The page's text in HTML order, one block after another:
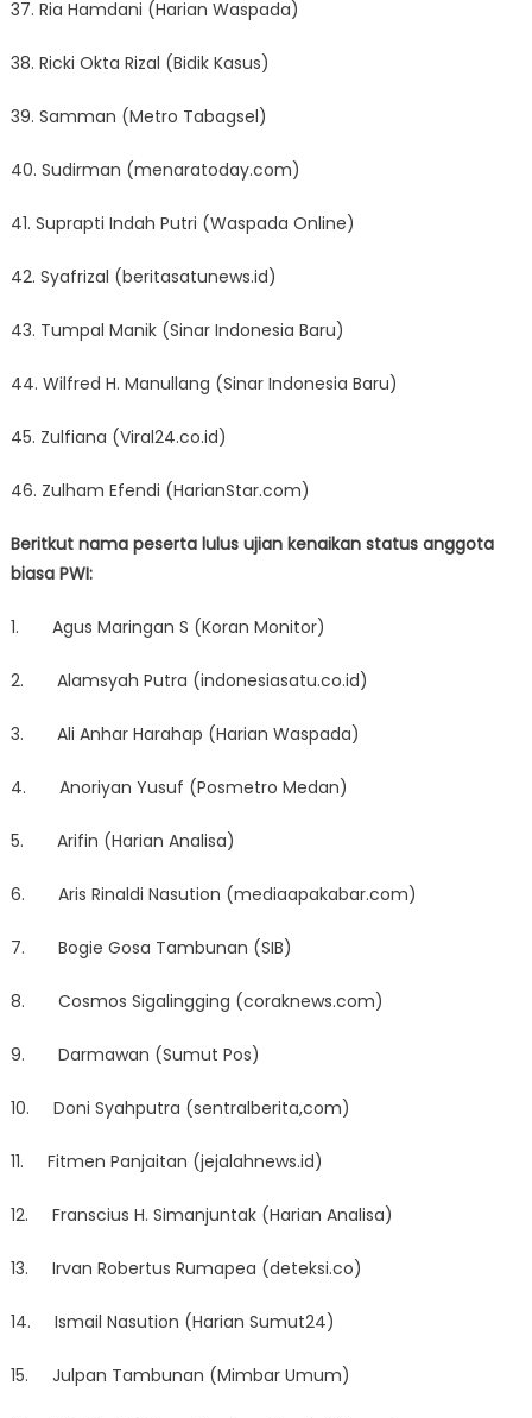
37. Ria Hamdani (Harian Waspada)
38. Ricki Okta Rizal (Bidik Kasus)
39. Samman (Metro Tabagsel)
40. Sudirman (menaratoday.com)
41. Suprapti Indah Putri (Waspada Online)
42. Syafrizal (beritasatunews.id)
43. Tumpal Manik (Sinar Indonesia Baru)
44. Wilfred H. Manullang (Sinar Indonesia Baru)
45. Zulfiana (Viral24.co.id)
46. Zulham Efendi (HarianStar.com)
Beritkut nama peserta lulus ujian kenaikan status anggota
biasa PWI:
1. Agus Maringan S (Koran Monitor)
2. Alamsyah Putra (indonesiasatu.co.id)
3. Ali Anhar Harahap (Harian Waspada)
4. Anoriyan Yusuf (Posmetro Medan)
5. Arifin (Harian Analisa)
6. Aris Rinaldi Nasution (mediaapakabar.com)
7. Bogie Gosa Tambunan (SIB)
8. Cosmos Sigalingging (coraknews.com)
9. Darmawan (Sumut Pos)
10. Doni Syahputra (sentralberita,com)
11. Fitmen Panjaitan (jejalahnews.id)
12. Franscius H. Simanjuntak (Harian Analisa)
13. Irvan Robertus Rumapea (deteksi.co)
14. Ismail Nasution (Harian Sumut24)
15. Julpan Tambunan (Mimbar Umum)